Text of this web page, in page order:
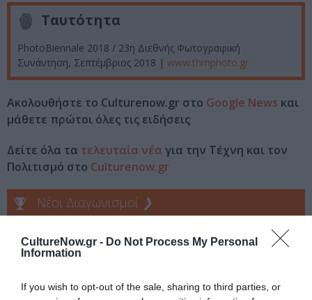
CultureNow.gr - Do Not Process My Personal
Information
If you wish to opt-out of the sale, sharing to third parties, or
Ταυτότητα
PhotoΒiennale 2018 / 23η Διεθνής Φωτογραφική
Συνάντηση, Σεπτέμβριος 2018 | www.thmphoto.gr
Ακολουθήστε το Culturenow.gr στο Google News και
μάθετε πρώτοι όλες τις ειδήσεις
Δείτε όλα τα τελευταία νέα για την Τέχνη και τον
Πολιτισμό στο Culturenow.gr
Νέοι Διαγωνισμοί ❯
Tags
ΦΩΤΟΓΡΑΦΙΑ